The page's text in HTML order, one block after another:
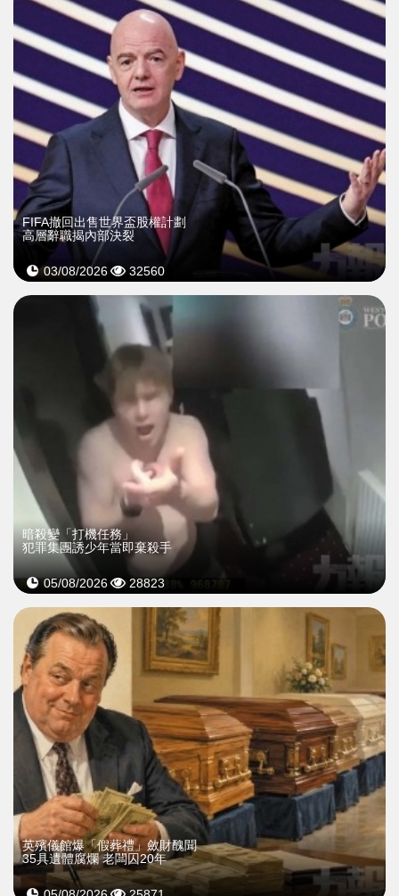
FIFA撤回出售世界盃股權計劃
高層辭職揭內部決裂
03/08/2026 32560
暗殺變「打機任務」
犯罪集團誘少年當即棄殺手
05/08/2026 28823
英殯儀館爆「假葬禮」斂財醜聞
35具遺體腐爛 老闆囚20年